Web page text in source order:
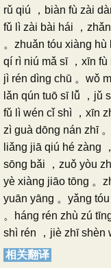
rǔ qiú ，biàn fù zài
fǔ lì zài bài hái ，
。zhuǎn tóu xiàng hù
qí rì niú mǎ sī ，xīn
jì rén dìng chū 。wǒ
lǎn qún tuō sī lǚ ，jǔ
fǔ lì wén cǐ shì ，xīn
zì guà dōng nán zhī 。
liǎng jiā qiú hé zàng
sōng bǎi ，zuǒ yòu
yè xiàng jiāo tōng 。
yuān yāng 。yǎng
。háng rén zhù zú
shì rén ，jiè zhī shèn
相关翻译